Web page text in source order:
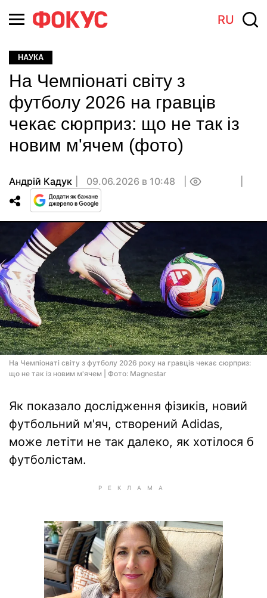
RU
НАУКА
На Чемпіонаті світу з
футболу 2026 на гравців
чекає сюрприз: що не так із
новим м'ячем (фото)
Андрій Кадук 09.06.2026 в 10:48
На Чемпіонаті світу з футболу 2026 року на гравців чекає сюрприз:
що не так із новим м'ячем | Фото: Magnestar
Як показало дослідження фізиків, новий
футбольний м'яч, створений Adidas,
може летіти не так далеко, як хотілося б
футболістам.